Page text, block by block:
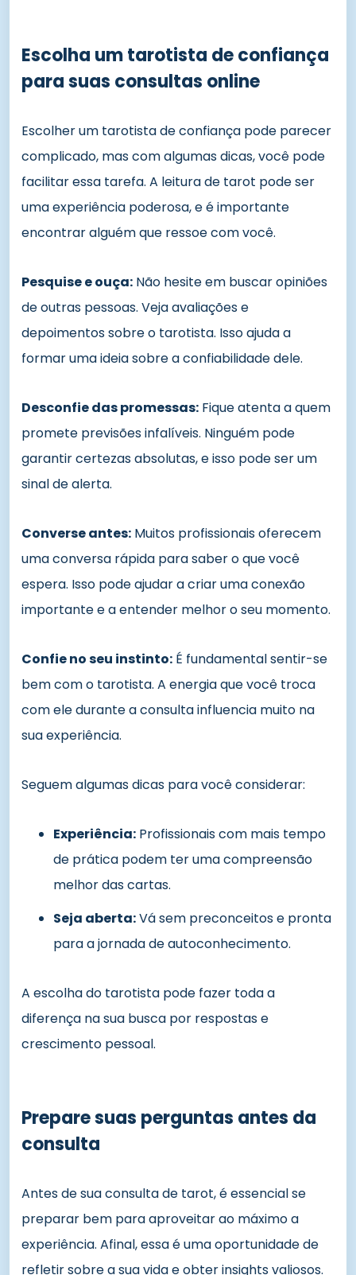
Escolha um tarotista de confiança
para suas consultas online
Escolher um tarotista de confiança pode parecer
complicado, mas com algumas dicas, você pode
facilitar essa tarefa. A leitura de tarot pode ser
uma experiência poderosa, e é importante
encontrar alguém que ressoe com você.
Pesquise e ouça: Não hesite em buscar opiniões
de outras pessoas. Veja avaliações e
depoimentos sobre o tarotista. Isso ajuda a
formar uma ideia sobre a confiabilidade dele.
Desconfie das promessas: Fique atenta a quem
promete previsões infalíveis. Ninguém pode
garantir certezas absolutas, e isso pode ser um
sinal de alerta.
Converse antes: Muitos profissionais oferecem
uma conversa rápida para saber o que você
espera. Isso pode ajudar a criar uma conexão
importante e a entender melhor o seu momento.
Confie no seu instinto: É fundamental sentir-se
bem com o tarotista. A energia que você troca
com ele durante a consulta influencia muito na
sua experiência.
Seguem algumas dicas para você considerar:
Experiência: Profissionais com mais tempo
de prática podem ter uma compreensão
melhor das cartas.
Seja aberta:Vá sem preconceitos e pronta
para a jornada de autoconhecimento.
A escolha do tarotista pode fazer toda a
diferença na sua busca por respostas e
crescimento pessoal.
Prepare suas perguntas antes da
consulta
Antes de sua consulta de tarot, é essencial se
preparar bem para aproveitar ao máximo a
experiência. Afinal, essa é uma oportunidade de
refletir sobre a sua vida e obter insights valiosos.